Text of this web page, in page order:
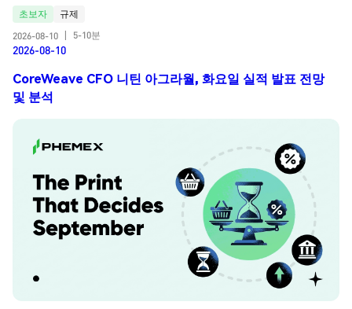
초보자
규제
2026-08-10
5-10분
2026-08-10
CoreWeave CFO 니틴 아그라월, 화요일 실적 발표 전망
및 분석